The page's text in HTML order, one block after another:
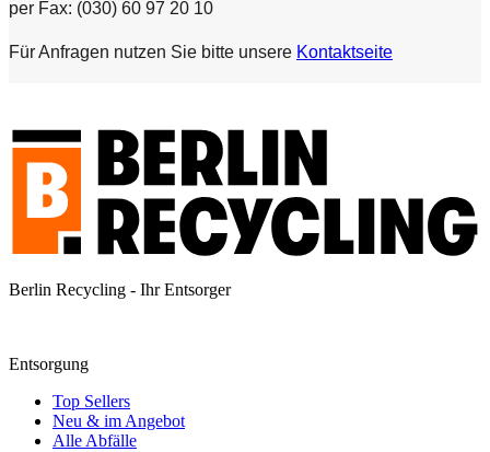
per Fax: (030) 60 97 20 10
Für Anfragen nutzen Sie bitte unsere Kontaktseite
Berlin Recycling - Ihr Entsorger
Entsorgung
Top Sellers
Neu & im Angebot
Alle Abfälle